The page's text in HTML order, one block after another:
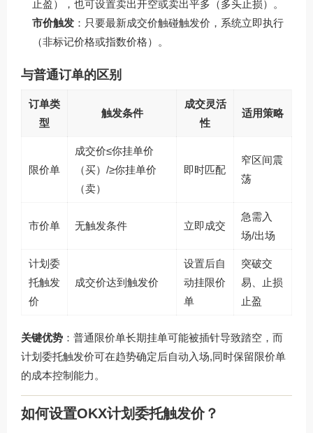
止盈），也可设置卖出开空或卖出平多（多头止损）。
市价触发 ：只要最新成交价触碰触发价，系统立即执行
（非标记价格或指数价格）。
与普通订单的区别
订单类
型
触发条件
成交灵活
性
适用策略
限价单
成交价≤你挂单价
（买）/≥你挂单价
（卖）
即时匹配
窄区间震
荡
市价单 无触发条件 立即成交
急需入
场/出场
计划委
托触发
价
成交价达到触发价
设置后自
动挂限价
单
突破交
易、止损
止盈
关键优势 ：普通限价单长期挂单可能被插针导致踏空，而
计划委托触发价可在趋势确定后自动入场,同时保留限价单
的成本控制能力。
如何设置OKX计划委托触发价？